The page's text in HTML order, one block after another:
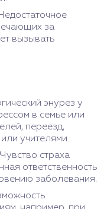
за
вызывать
энурез у
в семье или
переезд,
учителями.
страха
ответственность
заболевания.